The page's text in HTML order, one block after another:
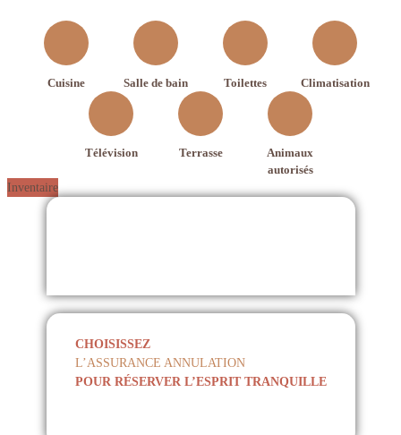
Cuisine Salle de bain Toilettes Climatisation
Télévision Terrasse
Animaux
autorisés
Inventaire
CHOISISSEZ
L’ASSURANCE ANNULATION
POUR RÉSERVER L’ESPRIT TRANQUILLE